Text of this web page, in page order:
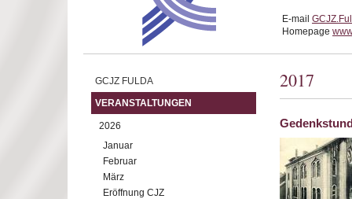
E-mail
Homepage
GCJZ FULDA
VERANSTALTUNGEN
2026
Januar
Februar
März
Eröffnung CJZ
2017